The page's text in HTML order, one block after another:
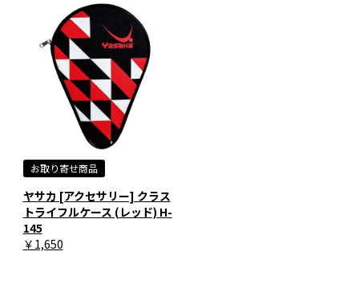
お取り寄せ商品
ヤサカ [アクセサリー] クラス
トライフルケース (レッド) H-
145
￥1,650